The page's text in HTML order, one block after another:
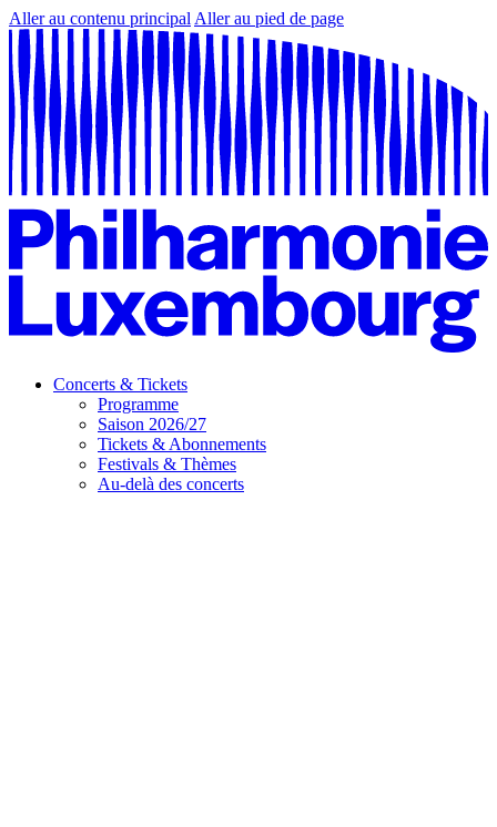
Aller au contenu principal Aller au pied de page
Concerts & Tickets
Programme
Saison 2026/27
Tickets & Abonnements
Festivals & Thèmes
Au-delà des concerts